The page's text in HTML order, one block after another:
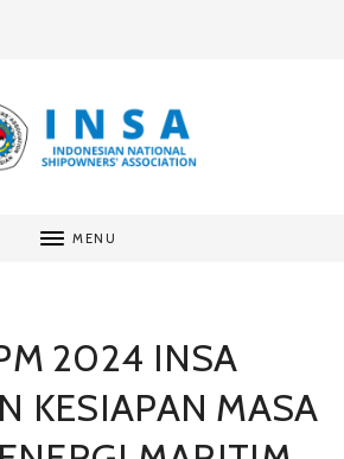
MENU
2024 INSA
KESIAPAN MASA